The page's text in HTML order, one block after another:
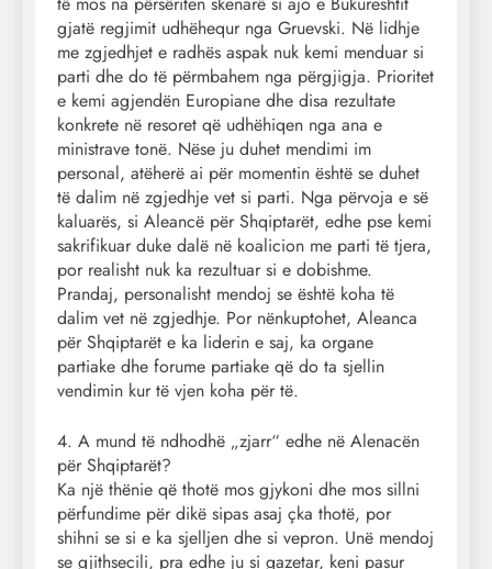
gjatë regjimit udhëhequr nga Gruevski. Në lidhje
me zgjedhjet e radhës aspak nuk kemi menduar si
parti dhe do të përmbahem nga përgjigja. Prioritet
e kemi agjendën Europiane dhe disa rezultate
konkrete në resoret që udhëhiqen nga ana e
ministrave tonë. Nëse ju duhet mendimi im
personal, atëherë ai për momentin është se duhet
të dalim në zgjedhje vet si parti. Nga përvoja e së
kaluarës, si Aleancë për Shqiptarët, edhe pse kemi
sakrifikuar duke dalë në koalicion me parti të tjera,
por realisht nuk ka rezultuar si e dobishme.
Prandaj, personalisht mendoj se është koha të
dalim vet në zgjedhje. Por nënkuptohet, Aleanca
për Shqiptarët e ka liderin e saj, ka organe
partiake dhe forume partiake që do ta sjellin
vendimin kur të vjen koha për të.
4. A mund të ndhodhë „zjarr“ edhe në Alenacën
për Shqiptarët?
Ka një thënie që thotë mos gjykoni dhe mos sillni
përfundime për dikë sipas asaj çka thotë, por
shihni se si e ka sjelljen dhe si vepron. Unë mendoj
se gjithsecili, pra edhe ju si gazetar, keni pasur